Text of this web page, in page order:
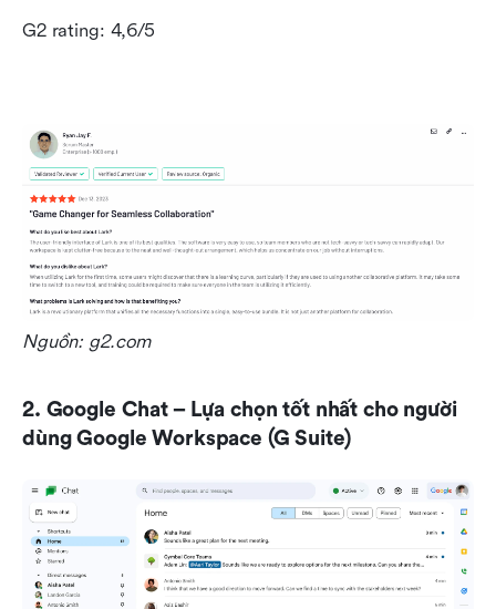
G2 rating: 4,6/5
Nguồn: g2.com
2. Google Chat – Lựa chọn tốt nhất cho người
dùng Google Workspace (G Suite)